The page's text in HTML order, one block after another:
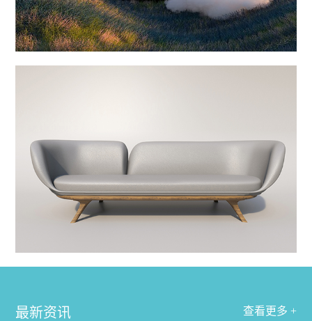
最新资讯 查看更多 +